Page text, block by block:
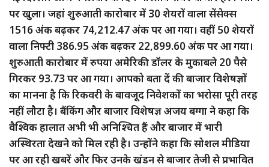
पर खुला। जहां शुरुआती कारोबार में 30 शेयरों वाला सेंसेक्स
1516 अंक बढ़कर 74,212.47 अंक पर आ गया। वहीं 50 शेयरों
वाला निफ्टी 386.95 अंक बढ़कर 22,899.60 अंक पर आ गया।
शुरुआती कारोबार में रुपया अमेरिकी डॉलर के मुकाबले 20 पैसे
गिरकर 93.73 पर आ गया। आपको बता दें की बाजार विशेषज्ञों
का मानना है कि रिकवरी के बावजूद निवेशकों का भरोसा पूरी तरह
नहीं लौटा है। बैंकिंग और बाजार विशेषज्ञ अजय बग्गा ने कहा कि
वैश्विक हालात अभी भी अनिश्चित हैं और बाजार में भारी
अस्थिरता देखने को मिल रही है। उन्होंने कहा कि सोशल मीडिया
पर आ रही खबरें और फिर उनके खंडन से बाजार तेजी से प्रभावित